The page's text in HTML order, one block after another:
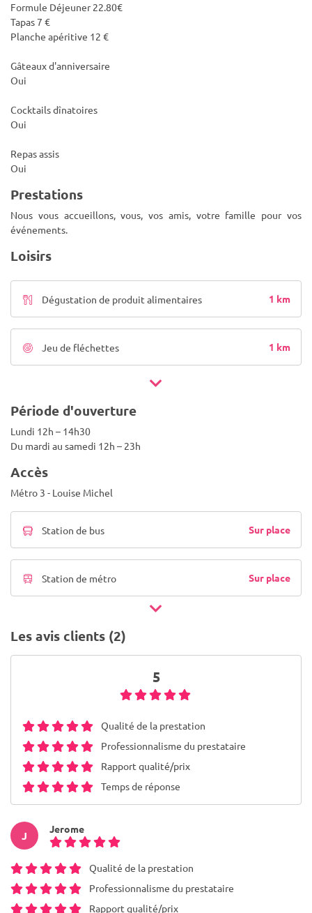
Formule Déjeuner 22.80€
Tapas 7 €
Planche apéritive 12 €
Gâteaux d'anniversaire
Oui
Cocktails dînatoires
Oui
Repas assis
Oui
Prestations
Nous vous accueillons, vous, vos amis, votre famille pour vos
événements.
Loisirs
Dégustation de produit alimentaires 1 km
Jeu de fléchettes 1 km
Période d'ouverture
Lundi 12h – 14h30
Du mardi au samedi 12h – 23h
Accès
Métro 3 - Louise Michel
Station de bus Sur place
Station de métro Sur place
Les avis clients (2)
5
Qualité de la prestation
Professionnalisme du prestataire
Rapport qualité/prix
Temps de réponse
J
Jerome
Qualité de la prestation
Professionnalisme du prestataire
Rapport qualité/prix